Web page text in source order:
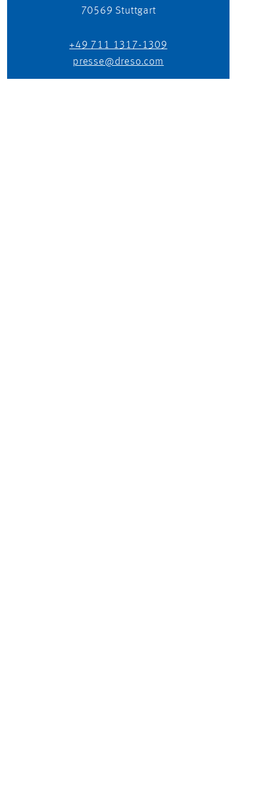
70569 Stuttgart
+49 711 1317-1309
presse@dreso.com